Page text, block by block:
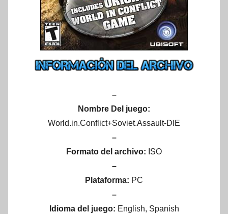
–
Nombre Del juego:
World.in.Conflict+Soviet.Assault-DIE
–
Formato del archivo: ISO
–
Plataforma: PC
–
Idioma del juego: English, Spanish